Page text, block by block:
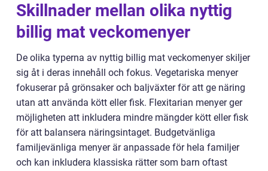
Skillnader mellan olika nyttig
billig mat veckomenyer
De olika typerna av nyttig billig mat veckomenyer skiljer
sig åt i deras innehåll och fokus. Vegetariska menyer
fokuserar på grönsaker och baljväxter för att ge näring
utan att använda kött eller fisk. Flexitarian menyer ger
möjligheten att inkludera mindre mängder kött eller fisk
för att balansera näringsintaget. Budgetvänliga
familjevänliga menyer är anpassade för hela familjer
och kan inkludera klassiska rätter som barn oftast